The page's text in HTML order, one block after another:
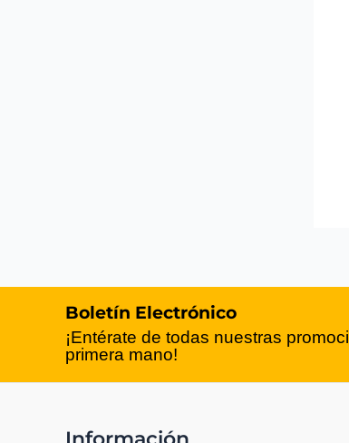
Boletín Electrónico
¡Entérate de todas nuestras
primera mano!